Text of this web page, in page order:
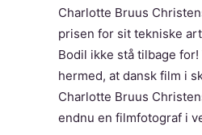
Charlotte Bruus
prisen for sit tekniske
Bodil ikke stå tilbage
hermed, at dansk film i
Charlotte Bruus
endnu en filmfotograf i